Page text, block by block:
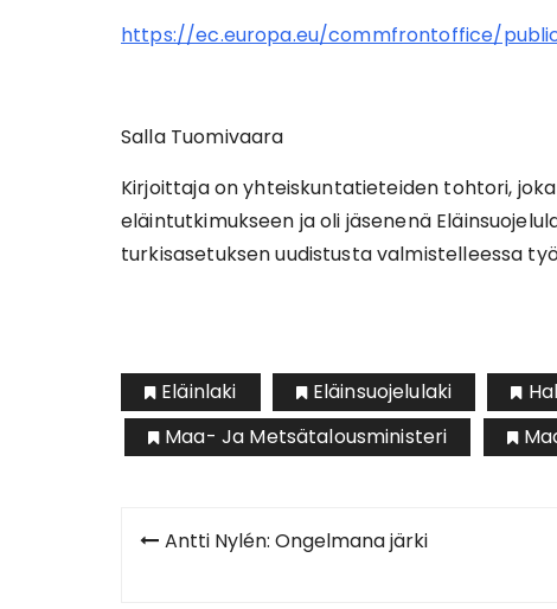
https://ec.europa.eu/commfrontoffice/
Salla Tuomivaara
Kirjoittaja on yhteiskuntatieteiden tohtori,
eläintutkimukseen ja oli jäsenenä
turkisasetuksen uudistusta valmistelleessa
Eläinlaki Eläinsuojelulaki
Maa- Ja Metsätalousministeri
Artikkelien
Antti Nylén: Ongelmana järki